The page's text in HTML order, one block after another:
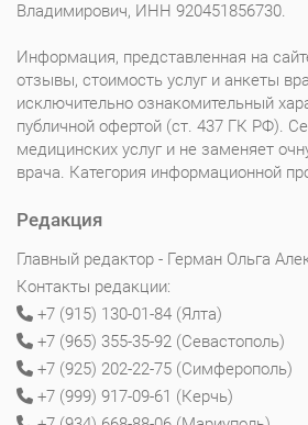
Владимирович, ИНН 920451856730.
Информация, представленная на
отзывы, стоимость услуг и анкеты
исключительно ознакомительный
публичной офертой (ст. 437 ГК РФ).
медицинских услуг и не заменяет
врача. Категория информационной
Редакция
Главный редактор - Герман Ольга
Контакты редакции:
+7 (915) 130-01-84 (Ялта)
+7 (965) 355-35-92 (Севастополь)
+7 (925) 202-22-75 (Симферополь)
+7 (999) 917-09-61 (Керчь)